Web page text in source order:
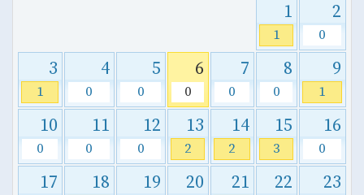
1
1
2
0
3
1
4
0
5
0
6
0
7
0
8
0
9
1
10
0
11
0
12
0
13
2
14
2
15
3
16
0
17 18 19 20 21 22 23